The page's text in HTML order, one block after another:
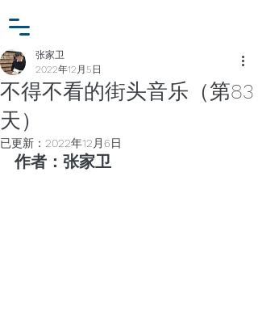
不得不看的街头音乐（第83
天）
张家卫
2022年12月5日
已更新： 2022年12月6日
作者：张家卫